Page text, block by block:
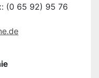
(0 65 92) 95 76